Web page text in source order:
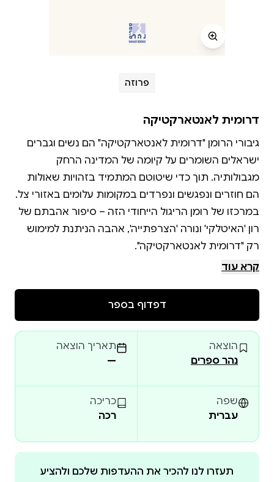
פרוזה
דרומית לאנטארקטיקה
גיבורי הרומן "דרומית לאנטארקטיקה" הם נשים וגברים
ישראלים השומרים על קיומה של המדינה הרחק
מגבולותיה. תוך כדי שיטוטם המתמיד בזהויות שאולות
במרכזו של רומן הריגול הייחודי הזה – סיפור אהבתם של
רון 'האיטלקי' ונורה 'הצרפתייה', אהבה הניתנת למימוש
גדול שאי אפשר לכתוב על הדברים הללו במפורש […]
אבל צנזורה אינה תמיד נציגה של רשע מוחלט, להיפך:
לפעמים היא מסייעת ביצירת ספרות משובחת, כי כאשר
לא ניתן לדבר על הדברים כהווייתם, הסופר שמכיר אותם
נאלץ לקלף את הדברים מעטיפות הריאליה והטריוויה
ולהגיע למחוזות מופשטים של המחשבה, שם מחכים לו
הנושאים הגדולים שנמצאים בגרעין החוויה: שאלות של
זהות, של נאמנות ושל בגידה. […] כשמפשיטים אירוע
שמספק עלילה לספר ריגול 'ריאליסטי' מן הריאליה שלו,
וכשעושים את זה בכישרון, בחסכנות ובתבונה כמו מירן,
קרא עוד
דפדוף בספר
הוצאה
נהר ספרים
תאריך הוצאה
—
שפה
עברית
כריכה
רכה
תעזרו לנו להכיר את ההעדפות שלכם ולהציע